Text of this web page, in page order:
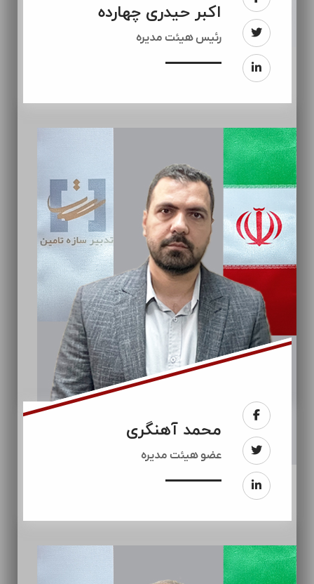
اکبر حیدری چهارده
رئيس هیئت مدیره
محمد آهنگری
عضو هیئت مدیره